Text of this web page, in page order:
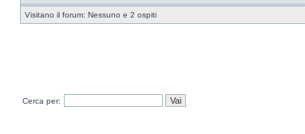
Visitano il forum: Nessuno e 2 ospiti
Cerca per: